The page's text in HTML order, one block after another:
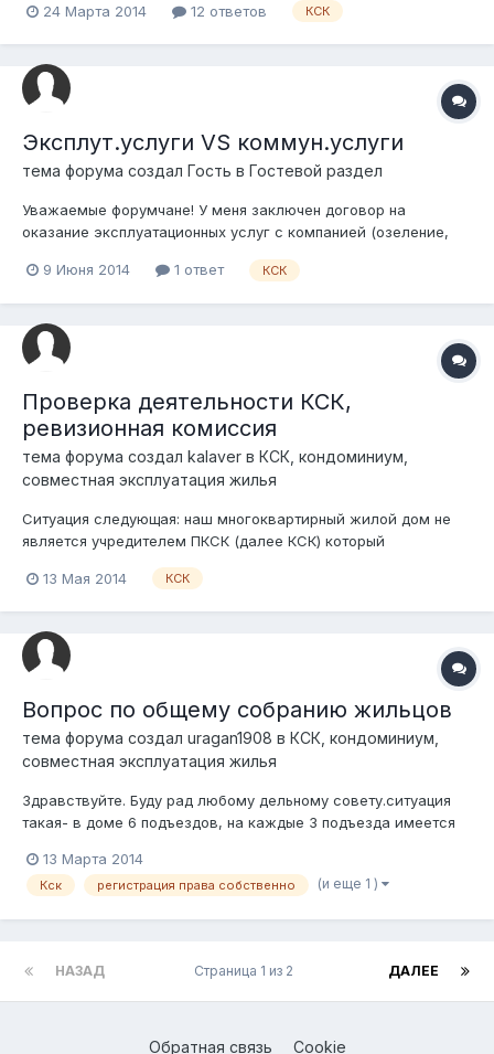
подъезде дом состиоит из 13 подъездов 600 квартир,
КСК Турмыс (далее КСК) г. Астана...
24 Марта 2014 12 ответов КСК
Эксплут.услуги VS коммун.услуги
тема форума создал Гость в Гостевой раздел
Уважаемые форумчане! У меня заключен договор на
оказание эксплуатационных услуг с компанией (озеление,
прочим. Но по факту компания предоставляет мне также
отопление, однако это никак не от...
9 Июня 2014 1 ответ КСК
Проверка деятельности КСК,
ревизионная комиссия
тема форума создал kalaver в КСК, кондоминиум,
совместная эксплуатация жилья
Ситуация следующая: наш многоквартирный жилой дом не
является учредителем ПКСК (далее КСК) который
обслуживание. В ходе собрания жителей дома было принято
деятельность КСК (в части обслуживания именно...
13 Мая 2014 КСК
Вопрос по общему собранию жильцов
тема форума создал uragan1908 в КСК, кондоминиум,
совместная эксплуатация жилья
Здравствуйте. Буду рад любому дельному совету.ситуация
такая- в доме 6 подъездов, на каждые 3 подъезда имеется
расположенным в нем электрических щитком- рубильники) я
так понимаю это общая собственность жильцов. Есть
13 Марта 2014
Кск регистрация права собственно (и еще 1 )
НАЗАД ДАЛЕЕ
Страница 1 из 2
Обратная связь Cookie